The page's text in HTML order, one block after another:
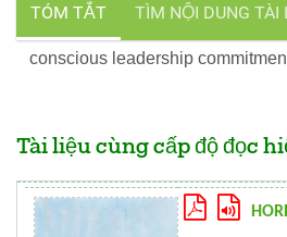
TÓM TẮT TÌM NỘI DUNG TÀI
conscious leadership
Tài liệu cùng cấp độ đọc